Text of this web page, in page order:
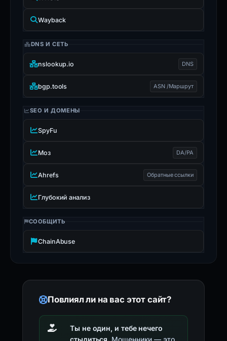
Wayback
DNS И СЕТЬ
nslookup.io DNS
bgp.tools ASN /Маршрут
SEO И ДОМЕНЫ
SpyFu
Моз DA/PA
Ahrefs Обратные ссылки
Глубокий анализ
СООБЩИТЬ
ChainAbuse
Повлиял ли на вас этот сайт?
Ты не один, и тебе нечего
стыдиться. Мошенники — это